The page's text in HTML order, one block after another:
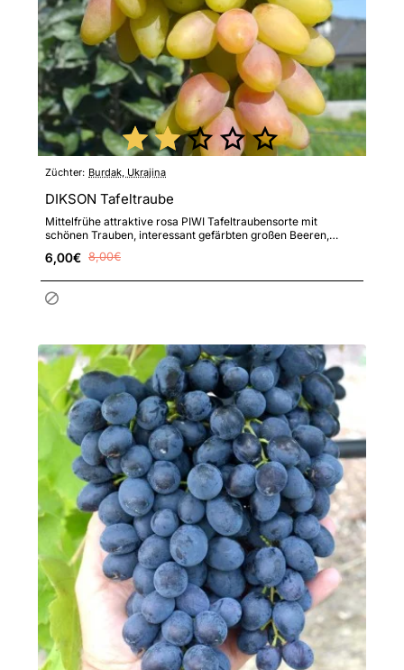
Züchter: Burdak, Ukrajina
DIKSON Tafeltraube
Mittelfrühe attraktive rosa PIWI Tafeltraubensorte mit
schönen Trauben, interessant gefärbten großen Beeren,
6,00€ 8,00€